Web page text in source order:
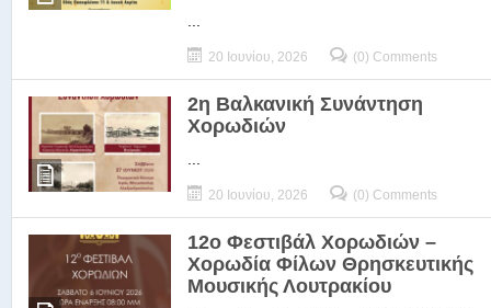
20 Ιουνίου, 2026 (0) Comments
2η Βαλκανική Συνάντηση
Χορωδιών
20 Ιουνίου, 2026 (0) Comments
12ο Φεστιβάλ Χορωδιών –
Χορωδία Φίλων Θρησκευτικής
Μουσικής Λουτρακίου